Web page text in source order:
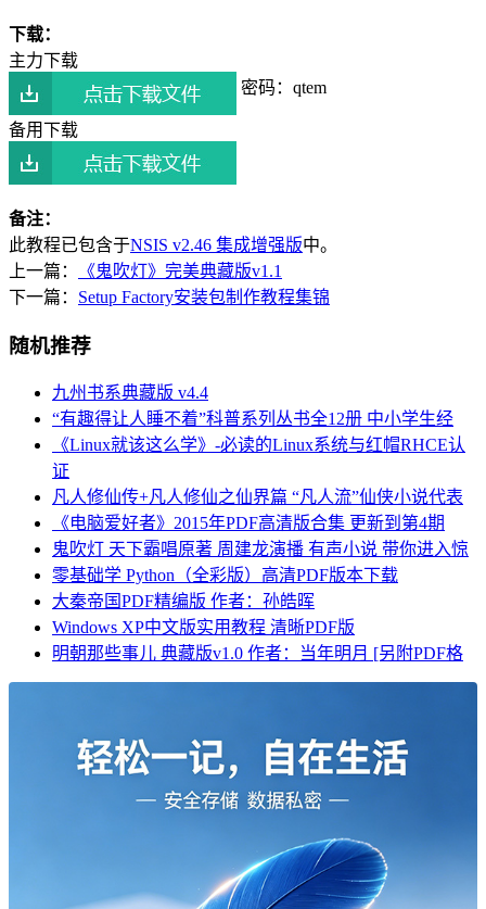
下载：
主力下载
密码：qtem
备用下载
备注：
此教程已包含于NSIS v2.46 集成增强版中。
上一篇：
《鬼吹灯》完美典藏版v1.1
下一篇： Setup Factory安装包制作教程集锦
随机推荐
九州书系典藏版 v4.4
“有趣得让人睡不着”科普系列丛书全12册 中小学生经
《Linux就该这么学》-必读的Linux系统与红帽RHCE认
证
凡人修仙传+凡人修仙之仙界篇 “凡人流”仙侠小说代表
《电脑爱好者》2015年PDF高清版合集 更新到第4期
鬼吹灯 天下霸唱原著 周建龙演播 有声小说 带你进入惊
零基础学 Python（全彩版）高清PDF版本下载
大秦帝国PDF精编版 作者：孙皓晖
Windows XP中文版实用教程 清晰PDF版
明朝那些事儿 典藏版v1.0 作者：当年明月 [另附PDF格